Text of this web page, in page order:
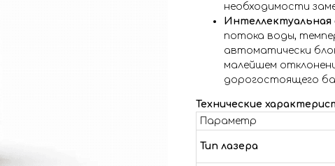
необходимости
Интеллектуальная
потока воды,
автоматически
малейшем
дорогостоящего
Технические
Параметр
Тип лазера